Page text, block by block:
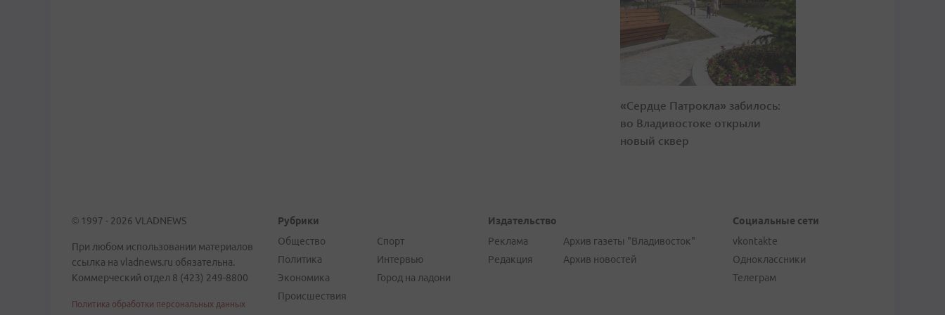
«Сердце Патрокла» забилось:
во Владивостоке открыли
новый сквер
© 1997 - 2026 VLADNEWS
При любом использовании материалов
ссылка на vladnews.ru обязательна.
Коммерческий отдел 8 (423) 249-8800
Политика обработки персональных данных
Рубрики
Общество
Политика
Экономика
Происшествия
Спорт
Интервью
Город на ладони
Издательство
Реклама
Редакция
Архив газеты "Владивосток"
Архив новостей
Социальные сети
vkontakte
Одноклассники
Телеграм